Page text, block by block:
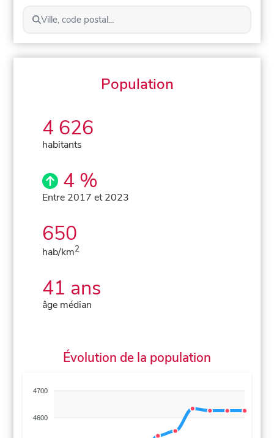
Ville, code postal...
Population
4 626
habitants
4 %
Entre 2017 et 2023
650
hab/km2
41 ans
âge médian
Évolution de la population
4700
4600